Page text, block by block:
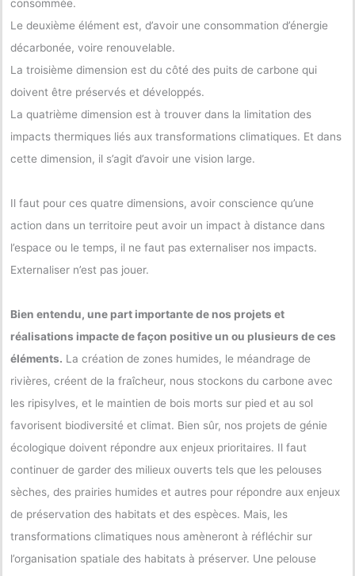
consommée.
Le deuxième élément est, d’avoir une consommation d’énergie
décarbonée, voire renouvelable.
La troisième dimension est du côté des puits de carbone qui
doivent être préservés et développés.
La quatrième dimension est à trouver dans la limitation des
impacts thermiques liés aux transformations climatiques. Et dans
cette dimension, il s’agit d’avoir une vision large.
Il faut pour ces quatre dimensions, avoir conscience qu’une
action dans un territoire peut avoir un impact à distance dans
l’espace ou le temps, il ne faut pas externaliser nos impacts.
Externaliser n’est pas jouer.
Bien entendu, une part importante de nos projets et
réalisations impacte de façon positive un ou plusieurs de ces
éléments. La création de zones humides, le méandrage de
rivières, créent de la fraîcheur, nous stockons du carbone avec
les ripisylves, et le maintien de bois morts sur pied et au sol
favorisent biodiversité et climat. Bien sûr, nos projets de génie
écologique doivent répondre aux enjeux prioritaires. Il faut
continuer de garder des milieux ouverts tels que les pelouses
sèches, des prairies humides et autres pour répondre aux enjeux
de préservation des habitats et des espèces. Mais, les
transformations climatiques nous amèneront à réfléchir sur
l’organisation spatiale des habitats à préserver. Une pelouse